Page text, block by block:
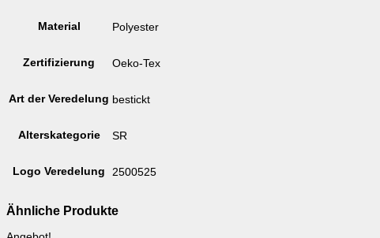
Material Polyester
Zertifizierung Oeko-Tex
Art der Veredelung bestickt
Alterskategorie SR
Logo Veredelung 2500525
Ähnliche Produkte